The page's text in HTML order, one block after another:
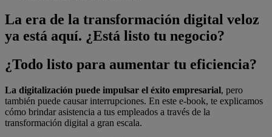
La era de la transformación digital veloz
ya está aquí. ¿Está listo tu negocio?
¿Todo listo para aumentar tu eficiencia?
La digitalización puede impulsar el éxito empresarial, pero
también puede causar interrupciones. En este e-book, te explicamos
cómo brindar asistencia a tus empleados a través de la
transformación digital a gran escala.